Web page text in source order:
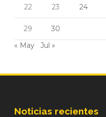
22 23 24
29
30
« May
Jul »
Noticias recientes